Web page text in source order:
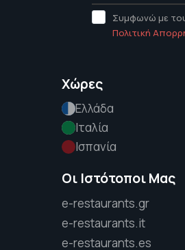
Συμφωνώ με
Πολιτική
Χώρες
Ελλάδα
Ιταλία
Ισπανία
Οι Ιστότοποι Μας
e-restaurants.gr
e-restaurants.it
e-restaurants.es